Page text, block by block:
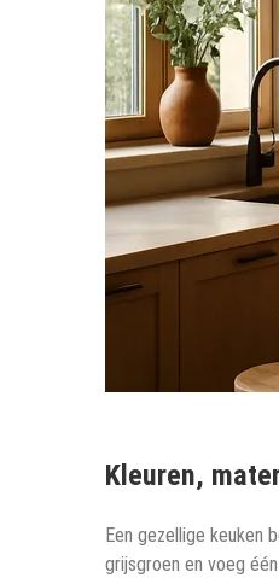
Kleuren,
Een gezellige keuken
grijsgroen en voeg